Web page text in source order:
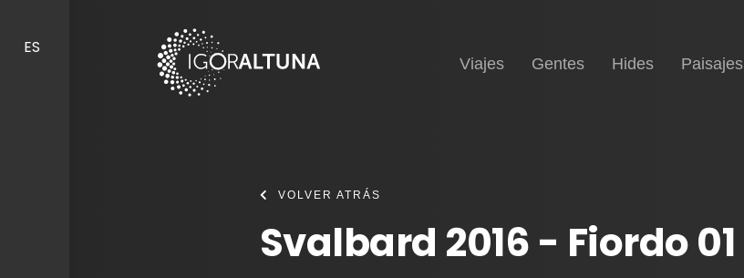
ES
Inicio
Viajes Gentes Hides Paisajes
VOLVER ATRÁS
Svalbard 2016 - Fiordo 01